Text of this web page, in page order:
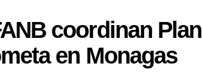
coordinan Plan
en Monagas